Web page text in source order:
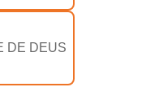
DE DEUS